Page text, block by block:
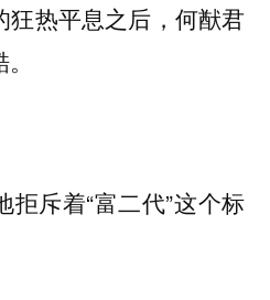
狂热平息之后，何猷君
斥着“富二代”这个标